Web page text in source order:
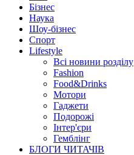
Бізнес
Наука
Шоу-бізнес
Спорт
Lifestyle
Всі новини розділу
Fashion
Food&Drinks
Мотори
Гаджети
Подорожі
Інтер'єри
Гемблінг
БЛОГИ ЧИТАЧІВ